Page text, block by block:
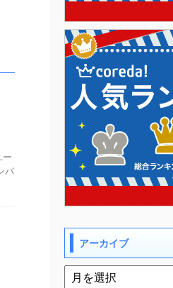
ー
パ
アーカイブ